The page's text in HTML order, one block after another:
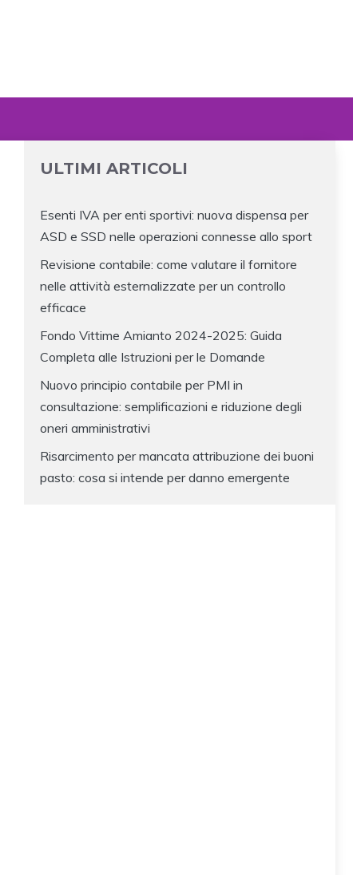
ULTIMI ARTICOLI
Esenti IVA per enti sportivi: nuova dispensa per
ASD e SSD nelle operazioni connesse allo sport
Revisione contabile: come valutare il fornitore
nelle attività esternalizzate per un controllo
efficace
Fondo Vittime Amianto 2024-2025: Guida
Completa alle Istruzioni per le Domande
Nuovo principio contabile per PMI in
consultazione: semplificazioni e riduzione degli
oneri amministrativi
Risarcimento per mancata attribuzione dei buoni
pasto: cosa si intende per danno emergente